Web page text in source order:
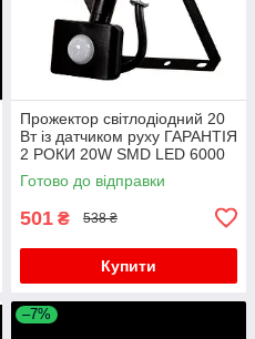
Прожектор світлодіодний 20
Вт із датчиком руху ГАРАНТІЯ
2 РОКИ 20W SMD LED 6000
K Д/Р BK
Готово до відправки
501 ₴ 538 ₴
Купити
–7%